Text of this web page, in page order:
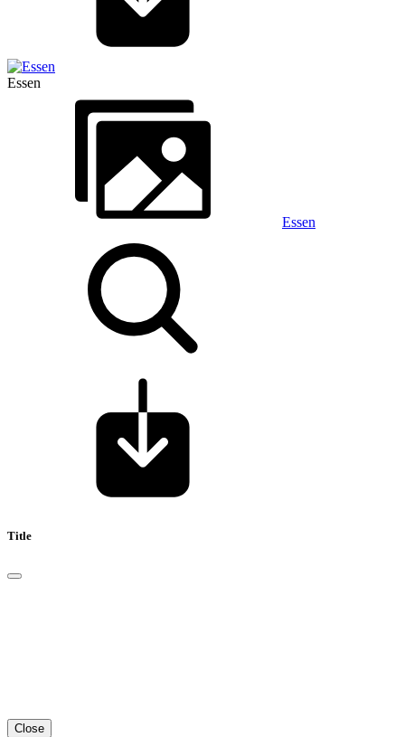
Essen
Essen
Title
Close